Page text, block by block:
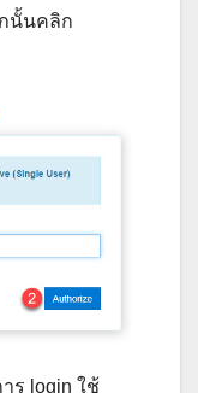
นั้นคลิก
ร login ใช้